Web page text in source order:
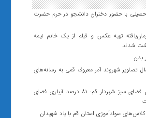
با حضور دختران دانشجو در حرم حضرت
تهیه عکس و فیلم از یک خانم نیمه
شدند
بدن
تصاویر شهروند آمر معروف قمی به رسانه‌های
مدیرعامل سازمان فضای سبز شهردار قم: ۸۱ درصد آبیاری فضای
سوادآموزی استان قم با یاد شهیدان